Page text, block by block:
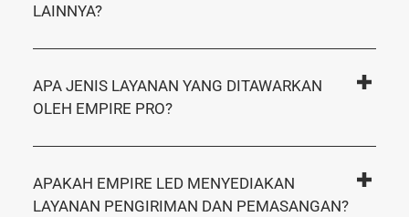
LAINNYA?
APA JENIS LAYANAN YANG DITAWARKAN
OLEH EMPIRE PRO?
APAKAH EMPIRE LED MENYEDIAKAN
LAYANAN PENGIRIMAN DAN PEMASANGAN?